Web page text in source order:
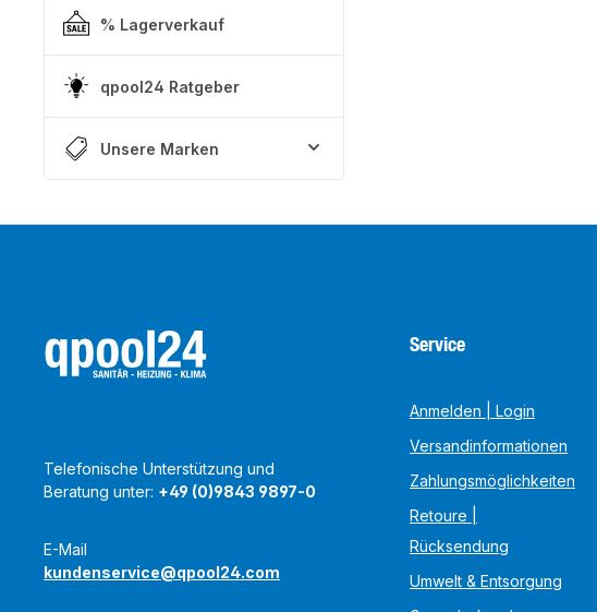
% Lagerverkauf
qpool24 Ratgeber
Unsere Marken
Telefonische Unterstützung und
Beratung unter: +49 (0)9843 9897-0
E-Mail
kundenservice@qpool24.com
Service
Anmelden | Login
Versandinformationen
Zahlungsmöglichkeiten
Retoure |
Rücksendung
Umwelt & Entsorgung